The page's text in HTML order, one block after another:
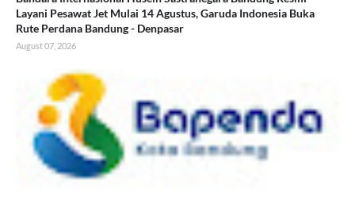
Layani Pesawat Jet Mulai 14 Agustus, Garuda Indonesia Buka
Rute Perdana Bandung - Denpasar
August 07, 2026